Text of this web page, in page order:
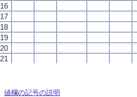
16
17
18
19
20
21
24
16
17
18
19
20
21
24
16
17
18
19
20
21
24
16
17
18
19
20
21
24
値欄の記号の説明